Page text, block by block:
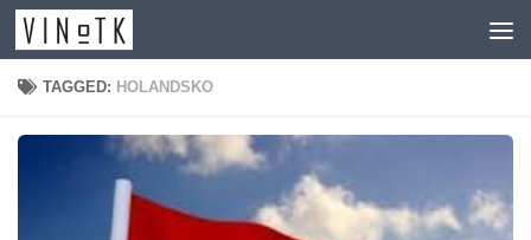
Skip to content
TAGGED: HOLANDSKO